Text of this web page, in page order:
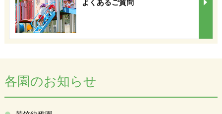
よくあるご質問
各園のお知らせ